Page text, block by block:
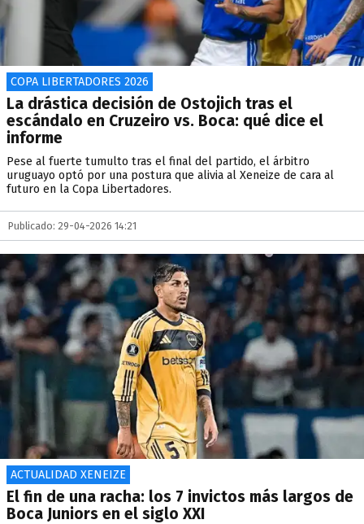
COPA LIBERTADORES 2026
La drástica decisión de Ostojich tras el
escándalo en Cruzeiro vs. Boca: qué dice el
informe
Pese al fuerte tumulto tras el final del partido, el árbitro
uruguayo optó por una postura que alivia al Xeneize de cara al
futuro en la Copa Libertadores.
Publicado: 29-04-2026 14:21
ACTUALIDAD XENEIZE
El fin de una racha: los 7 invictos más largos de
Boca Juniors en el siglo XXI